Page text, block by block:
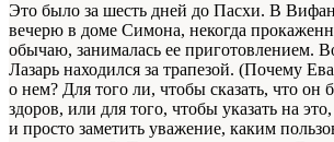
Это было за шесть дней до Пасхи. В
вечерю в доме Симона, некогда
обычаю, занималась ее приготовлением.
Лазарь находился за трапезой. (Почему
о нем? Для того ли, чтобы сказать, что он
здоров, или для того, чтобы указать на
и просто заметить уважение, каким